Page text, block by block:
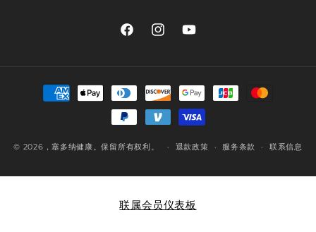
在
InstagramYouTube
式
© 2026 ，塞多纳健康 。保留所有权利。 退款政策 服务条款 联系信息
联属会员仪表板